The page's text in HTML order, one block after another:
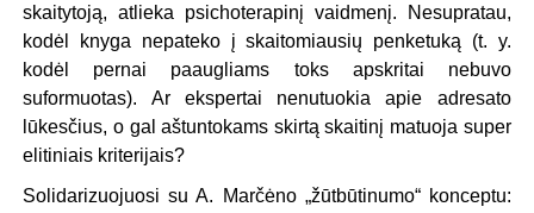
skaitytoją, atlieka psichoterapinį vaidmenį. Nesupratau,
kodėl knyga nepateko į skaitomiausių penketuką (t. y.
kodėl pernai paaugliams toks apskritai nebuvo
suformuotas). Ar ekspertai nenutuokia apie adresato
lūkesčius, o gal aštuntokams skirtą skaitinį matuoja super
elitiniais kriterijais?
Solidarizuojuosi su A. Marčėno „žūtbūtinumo“ konceptu: